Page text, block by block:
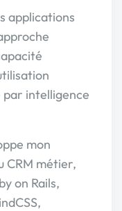
applications
par intelligence
mon
CRM métier,
on Rails,